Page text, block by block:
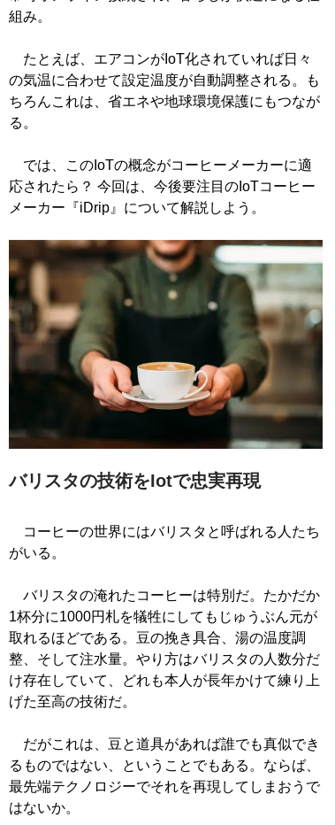
組み。
たとえば、エアコンがIoT化されていれば日々
の気温に合わせて設定温度が自動調整される。も
ちろんこれは、省エネや地球環境保護にもつなが
る。
では、このIoTの概念がコーヒーメーカーに適
応されたら？ 今回は、今後要注目のIoTコーヒー
メーカー『iDrip』について解説しよう。
バリスタの技術をIotで忠実再現
コーヒーの世界にはバリスタと呼ばれる人たち
がいる。
バリスタの淹れたコーヒーは特別だ。たかだか
1杯分に1000円札を犠牲にしてもじゅうぶん元が
取れるほどである。豆の挽き具合、湯の温度調
整、そして注水量。やり方はバリスタの人数分だ
け存在していて、どれも本人が長年かけて練り上
げた至高の技術だ。
だがこれは、豆と道具があれば誰でも真似でき
るものではない、ということでもある。ならば、
最先端テクノロジーでそれを再現してしまおうで
はないか。